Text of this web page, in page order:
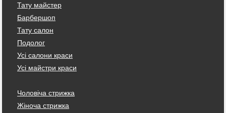
Тату майстер
Барбершоп
Тату салон
Подолог
Усі салони краси
Усі майстри краси
Чоловіча стрижка
Жіноча стрижка